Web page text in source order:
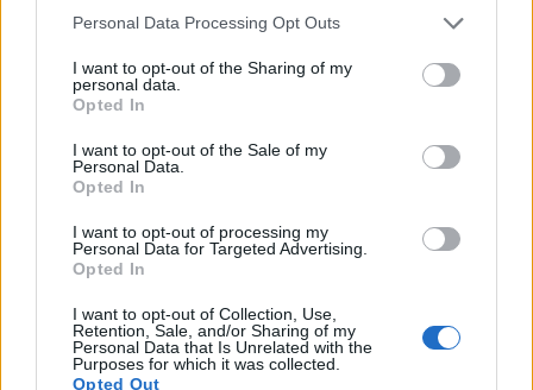
Please note that this website/app uses one or more Google
not limited to your visit or usage behaviour. You may click to
grant or deny consent to Google and its third-party tags to
use your data for below specified purposes in below Google
consent section.
Personal Data Processing Opt Outs
I want to opt-out of the Sharing of my
personal data.
Opted In
I want to opt-out of the Sale of my
Personal Data.
Opted In
I want to opt-out of processing my
Personal Data for Targeted Advertising.
Opted In
I want to opt-out of Collection, Use,
Retention, Sale, and/or Sharing of my
Personal Data that Is Unrelated with the
Purposes for which it was collected.
Opted Out
يُساعد اختيار جوز المكاديميا على الشعور بالشبع ودعم أهدافك
في إنقاص الوزن. إنها خطوة نحو نظام غذائي صحي.
تحسين صحة الأمعاء
تُعدّ مكسرات المكاديميا مفيدة لصحة الأمعاء، فهي غنية
بالألياف المفيدة للجهاز الهضمي، إذ تُغذي هذه الألياف البكتيريا
النافعة في الأمعاء.